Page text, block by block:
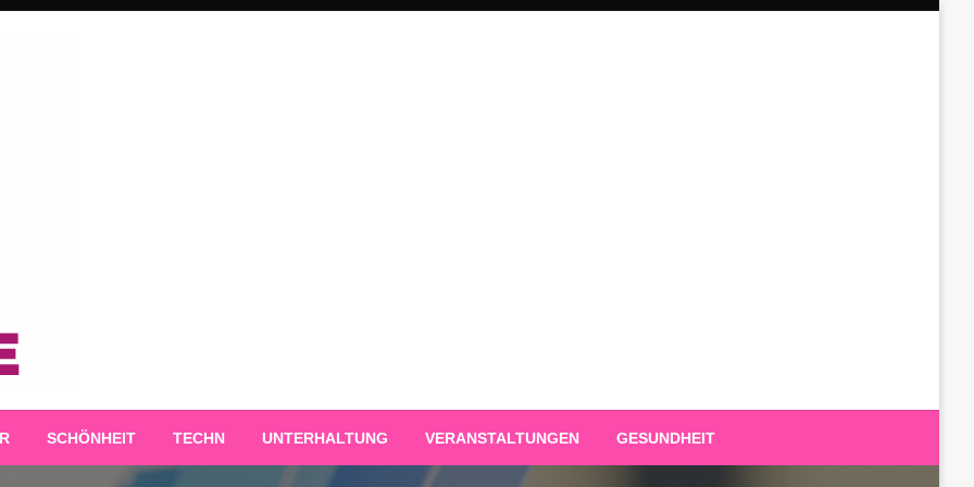
SCHÖNHEIT TECHN UNTERHALTUNG VERANSTALTUNGEN GESUNDHEIT